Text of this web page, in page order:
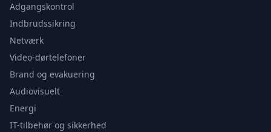
Adgangskontrol
Indbrudssikring
Netværk
Video-dørtelefoner
Brand og evakuering
Audiovisuelt
Energi
IT-tilbehør og sikkerhed